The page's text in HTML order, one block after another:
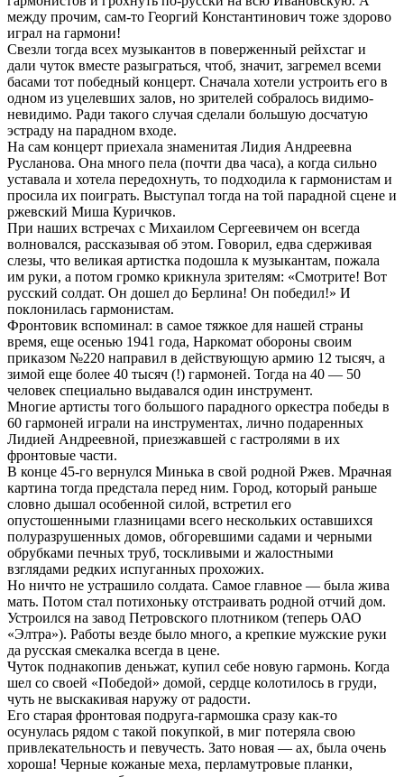
между прочим, сам-то Георгий Константинович тоже здорово
играл на гармони!
Свезли тогда всех музыкантов в поверженный рейхстаг и
дали чуток вместе разыграться, чтоб, значит, загремел всеми
басами тот победный концерт. Сначала хотели устроить его в
одном из уцелевших залов, но зрителей собралось видимо-
невидимо. Ради такого случая сделали большую досчатую
эстраду на парадном входе.
На сам концерт приехала знаменитая Лидия Андреевна
Русланова. Она много пела (почти два часа), а когда сильно
уставала и хотела передохнуть, то подходила к гармонистам и
просила их поиграть. Выступал тогда на той парадной сцене и
ржевский Миша Куричков.
При наших встречах с Михаилом Сергеевичем он всегда
волновался, рассказывая об этом. Говорил, едва сдерживая
слезы, что великая артистка подошла к музыкантам, пожала
им руки, а потом громко крикнула зрителям: «Смотрите! Вот
русский солдат. Он дошел до Берлина! Он победил!» И
поклонилась гармонистам.
Фронтовик вспоминал: в самое тяжкое для нашей страны
время, еще осенью 1941 года, Наркомат обороны своим
приказом №220 направил в действующую армию 12 тысяч, а
зимой еще более 40 тысяч (!) гармоней. Тогда на 40 — 50
человек специально выдавался один инструмент.
Многие артисты того большого парадного оркестра победы в
60 гармоней играли на инструментах, лично подаренных
Лидией Андреевной, приезжавшей с гастролями в их
фронтовые части.
В конце 45-го вернулся Минька в свой родной Ржев. Мрачная
картина тогда предстала перед ним. Город, который раньше
словно дышал особенной силой, встретил его
опустошенными глазницами всего нескольких оставшихся
полуразрушенных домов, обгоревшими садами и черными
обрубками печных труб, тоскливыми и жалостными
взглядами редких испуганных прохожих.
Но ничто не устрашило солдата. Самое главное — была жива
мать. Потом стал потихоньку отстраивать родной отчий дом.
Устроился на завод Петровского плотником (теперь ОАО
«Элтра»). Работы везде было много, а крепкие мужские руки
да русская смекалка всегда в цене.
Чуток поднакопив деньжат, купил себе новую гармонь. Когда
шел со своей «Победой» домой, сердце колотилось в груди,
чуть не выскакивая наружу от радости.
Его старая фронтовая подруга-гармошка сразу как-то
осунулась рядом с такой покупкой, в миг потеряла свою
привлекательность и певучесть. Зато новая — ах, была очень
хороша! Черные кожаные меха, перламутровые планки,